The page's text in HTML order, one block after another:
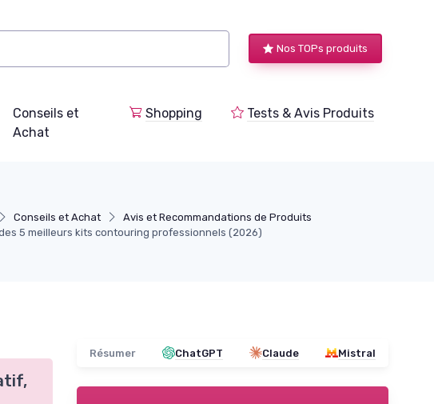
Nos TOPs produits
Conseils et
Achat
Shopping Tests & Avis Produits
Conseils et Achat
Avis et Recommandations de Produits
5 meilleurs kits contouring professionnels (2026)
Résumer ChatGPT Claude Mistral